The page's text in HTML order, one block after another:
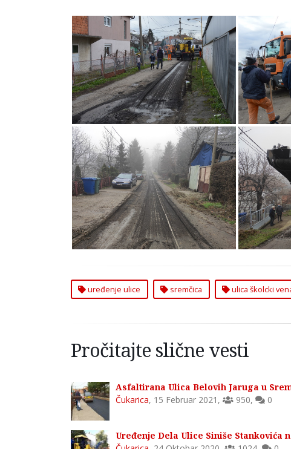
Uređenje Ulica Školski Venac i
Belovih Jaruga u Sremčici
Opština Čukarici
Uređenje Ulica Školski Venac i
Belovih Jaruga u Sremčici
Opština Čukarici
uređenje ulice sremčica ulica školcki
Pročitajte slične vesti
Asfaltirana Ulica Belovih Jaruga u
Čukarica, 15 Februar 2021 , 950, 0
Uređenje Dela Ulice Siniše Stankovića